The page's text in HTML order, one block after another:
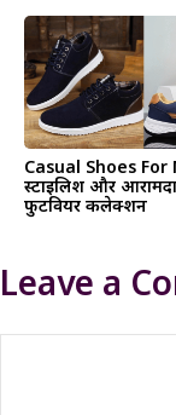
Casual Shoes For
स्टाइलिश और
फुटवियर कलेक्शन
Leave a